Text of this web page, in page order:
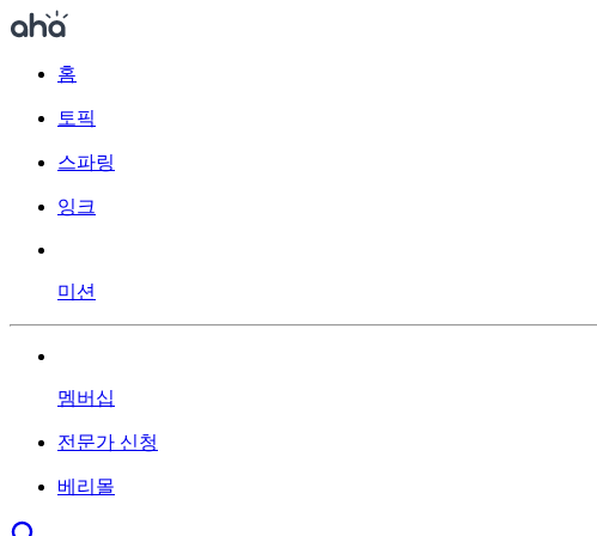
홈
토픽
스파링
잉크
미션
멤버십
전문가 신청
베리몰